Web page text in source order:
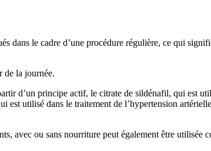
dans le cadre d’une procédure régulière, ce qui
de la journée.
d’un principe actif, le citrate de sildénafil, qui est
est utilisé dans le traitement de l’hypertension
avec ou sans nourriture peut également être utilisée